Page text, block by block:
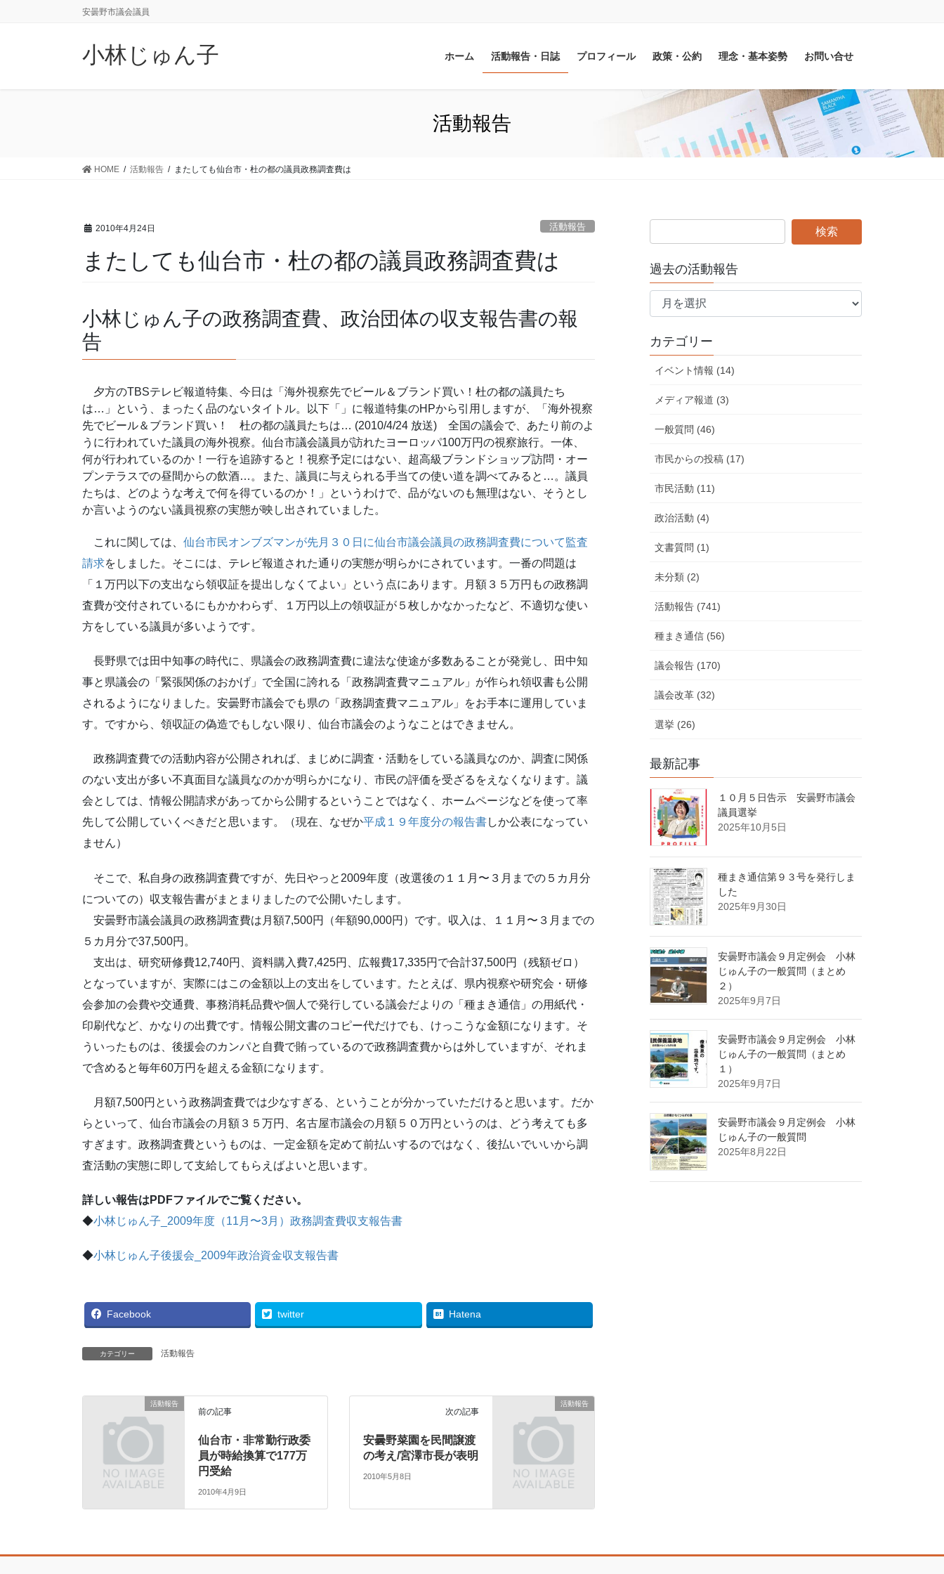
安曇野市議会議員
小林じゅん子 ホーム 活動報告・日誌 プロフィール 政策・公約 理念・基本姿勢 お問い合せ
活動報告
HOME 活動報告 またしても仙台市・杜の都の議員政務調査費は
2010年4月24日 活動報告
またしても仙台市・杜の都の議員政務調査費は
小林じゅん子の政務調査費、政治団体の収支報告書の報
告
夕方のTBSテレビ報道特集、今日は「海外視察先でビール＆ブランド買い！杜の都の議員たち
は…」という、まったく品のないタイトル。以下「」に報道特集のHPから引用しますが、「海外視察
先でビール＆ブランド買い！ 杜の都の議員たちは… (2010/4/24 放送) 全国の議会で、あたり前のよ
うに行われていた議員の海外視察。仙台市議会議員が訪れたヨーロッパ100万円の視察旅行。一体、
何が行われているのか！一行を追跡すると！視察予定にはない、超高級ブランドショップ訪問・オー
プンテラスでの昼間からの飲酒…。また、議員に与えられる手当ての使い道を調べてみると…。議員
たちは、どのような考えで何を得ているのか！」というわけで、品がないのも無理はない、そうとし
か言いようのない議員視察の実態が映し出されていました。
これに関しては、 仙台市民オンブズマンが先月３０日に仙台市議会議員の政務調査費について監査
請求をしました。そこには、テレビ報道された通りの実態が明らかにされています。一番の問題は
「１万円以下の支出なら領収証を提出しなくてよい」という点にあります。月額３５万円もの政務調
査費が交付されているにもかかわらず、１万円以上の領収証が５枚しかなかったなど、不適切な使い
方をしている議員が多いようです。
長野県では田中知事の時代に、県議会の政務調査費に違法な使途が多数あることが発覚し、田中知
事と県議会の「緊張関係のおかげ」で全国に誇れる「政務調査費マニュアル」が作られ領収書も公開
されるようになりました。安曇野市議会でも県の「政務調査費マニュアル」をお手本に運用していま
す。ですから、領収証の偽造でもしない限り、仙台市議会のようなことはできません。
政務調査費での活動内容が公開されれば、まじめに調査・活動をしている議員なのか、調査に関係
のない支出が多い不真面目な議員なのかが明らかになり、市民の評価を受ざるをえなくなります。議
会としては、情報公開請求があってから公開するということではなく、ホームページなどを使って率
先して公開していくべきだと思います。（現在、なぜか平成１９年度分の報告書しか公表になってい
ません）
そこで、私自身の政務調査費ですが、先日やっと2009年度（改選後の１１月〜３月までの５カ月分
についての）収支報告書がまとまりましたので公開いたします。
安曇野市議会議員の政務調査費は月額7,500円（年額90,000円）です。収入は、１１月〜３月までの
５カ月分で37,500円。
支出は、研究研修費12,740円、資料購入費7,425円、広報費17,335円で合計37,500円（残額ゼロ）
となっていますが、実際にはこの金額以上の支出をしています。たとえば、県内視察や研究会・研修
会参加の会費や交通費、事務消耗品費や個人で発行している議会だよりの「種まき通信」の用紙代・
印刷代など、かなりの出費です。情報公開文書のコピー代だけでも、けっこうな金額になります。そ
ういったものは、後援会のカンパと自費で賄っているので政務調査費からは外していますが、それま
で含めると毎年60万円を超える金額になります。
月額7,500円という政務調査費では少なすぎる、ということが分かっていただけると思います。だか
らといって、仙台市議会の月額３５万円、名古屋市議会の月額５０万円というのは、どう考えても多
すぎます。政務調査費というものは、一定金額を定めて前払いするのではなく、後払いでいいから調
査活動の実態に即して支給してもらえばよいと思います。
詳しい報告はPDFファイルでご覧ください。
◆小林じゅん子_2009年度（11月〜3月）政務調査費収支報告書
◆小林じゅん子後援会_2009年政治資金収支報告書
Facebook twitter Hatena
カテゴリー 活動報告
活動報告
前の記事
仙台市・非常勤行政委
員が時給換算で177万
円受給
2010年4月9日
活動報告
次の記事
安曇野菜園を民間譲渡
の考え/宮澤市長が表明
2010年5月8日
過去の活動報告
過
活
動
報
カテゴリー
イベント情報 (14)
メディア報道 (3)
一般質問 (46)
市民からの投稿 (17)
市民活動 (11)
政治活動 (4)
文書質問 (1)
未分類 (2)
活動報告 (741)
種まき通信 (56)
議会報告 (170)
議会改革 (32)
選挙 (26)
最新記事
１０月５日告示 安曇野市議会
議員選挙
2025年10月5日
種まき通信第９３号を発行しま
した
2025年9月30日
安曇野市議会９月定例会 小林
じゅん子の一般質問（まとめ
２）
2025年9月7日
安曇野市議会９月定例会 小林
じゅん子の一般質問（まとめ
１）
2025年9月7日
安曇野市議会９月定例会 小林
じゅん子の一般質問
2025年8月22日